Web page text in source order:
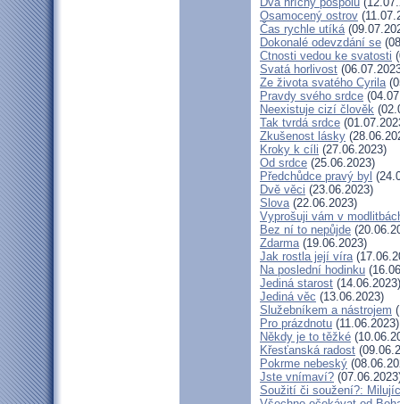
Osamocený ostrov
Čas rychle utíká
Dokonalé odevzdání se
Ctnosti vedou ke svatosti
Svatá horlivost
Ze života svatého Cyrila
Pravdy svého srdce
Neexistuje cizí člověk
Tak tvrdá srdce
Zkušenost lásky
Kroky k cíli (27.06.2023)
Od srdce (25.06.2023)
Předchůdce pravý byl
Dvě věci (23.06.2023)
Slova(22.06.2023)
Vyprošuji vám v
Bez ní to nepůjde
Zdarma(19.06.2023)
Jak rostla její víra
Na poslední hodinku
Jediná starost (14.06.2023)
Jediná věc (13.06.2023)
Služebníkem a nástrojem
Pro prázdnotu (11.06.2023)
Někdy je to těžké
Křesťanská radost
Pokrme nebeský
Jste vnímaví?
Soužití či soužení?: